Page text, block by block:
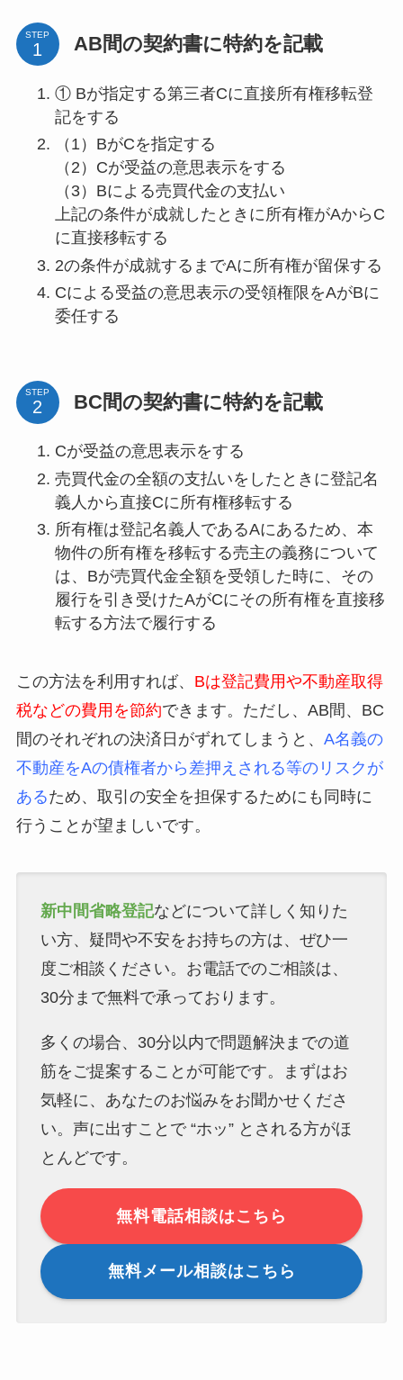
STEP AB間の契約書に特約を記載
① Bが指定する第三者Cに直接所有権移転登
記をする
（1）BがCを指定する
（2）Cが受益の意思表示をする
（3）Bによる売買代金の支払い
上記の条件が成就したときに所有権がAからC
に直接移転する
2の条件が成就するまでAに所有権が留保する
Cによる受益の意思表示の受領権限をAがBに
委任する
STEP BC間の契約書に特約を記載
Cが受益の意思表示をする
売買代金の全額の支払いをしたときに登記名
義人から直接Cに所有権移転する
所有権は登記名義人であるAにあるため、本
物件の所有権を移転する売主の義務について
は、Bが売買代金全額を受領した時に、その
履行を引き受けたAがCにその所有権を直接移
転する方法で履行する
この方法を利用すれば、 Bは登記費用や不動産取得
税などの費用を節約できます。ただし、AB間、BC
間のそれぞれの決済日がずれてしまうと、 A名義の
不動産をAの債権者から差押えされる等のリスクが
あるため、取引の安全を担保するためにも同時に
行うことが望ましいです。
新中間省略登記などについて詳しく知りた
い方、疑問や不安をお持ちの方は、ぜひ一
度ご相談ください。お電話でのご相談は、
30分まで無料で承っております。
多くの場合、30分以内で問題解決までの道
筋をご提案することが可能です。まずはお
気軽に、あなたのお悩みをお聞かせくださ
い。声に出すことで “ホッ” とされる方がほ
とんどです。
無料電話相談はこちら
無料メール相談はこちら